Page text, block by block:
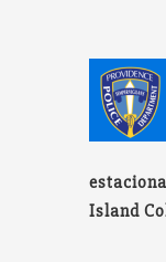
Island